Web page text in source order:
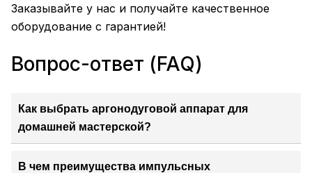
Заказывайте у нас и получайте качественное
оборудование с гарантией!
Вопрос-ответ (FAQ)
Как выбрать аргонодуговой аппарат для
домашней мастерской?
В чем преимущества импульсных